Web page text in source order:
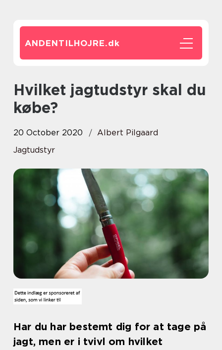
ANDENTILHOJRE.dk
Hvilket jagtudstyr skal du
købe?
20 October 2020
Albert Pilgaard
Jagtudstyr
Har du har bestemt dig for at tage på
jagt, men er i tvivl om hvilket